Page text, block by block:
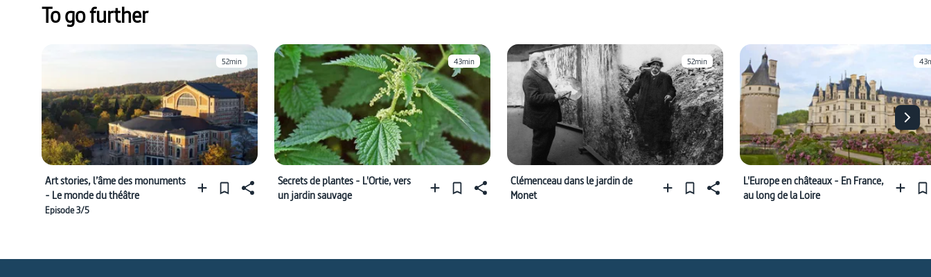
To go further
52min
Art stories, l’âme des monuments
- Le monde du théâtre
Episode 3/5
43min
Secrets de plantes - L'Ortie, vers
un jardin sauvage
52min
Clémenceau dans le jardin de
Monet
L'Europe en châteaux - En France,
au long de la Loire